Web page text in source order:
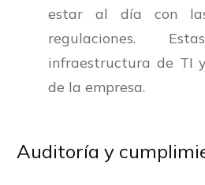
estar al día con
regulaciones.
infraestructura de TI
de la empresa.
Auditoría y